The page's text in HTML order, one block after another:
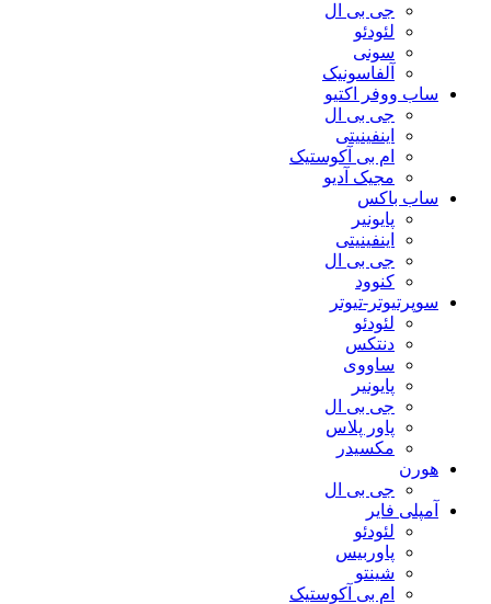
جی بی ال
لئودئو
سونی
آلفاسونیک
ساب ووفر اکتیو
جی بی ال
اینفینیتی
ام بی آکوستیک
مجیک آدیو
ساب باکس
پایونیر
اینفینیتی
جی بی ال
کنوود
سوپرتیوتر-تیوتر
لئودئو
دنتکس
ساووی
پایونیر
جی بی ال
پاور پلاس
مکسیدر
هورن
جی بی ال
آمپلی فایر
لئودئو
پاوربیس
شینتو
ام بی آکوستیک